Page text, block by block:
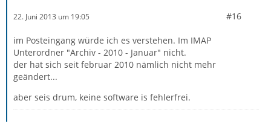
22. Juni 2013 um 19:05 #16
im Posteingang würde ich es verstehen. Im IMAP
Unterordner "Archiv - 2010 - Januar" nicht.
der hat sich seit februar 2010 nämlich nicht mehr
geändert...
aber seis drum, keine software is fehlerfrei.